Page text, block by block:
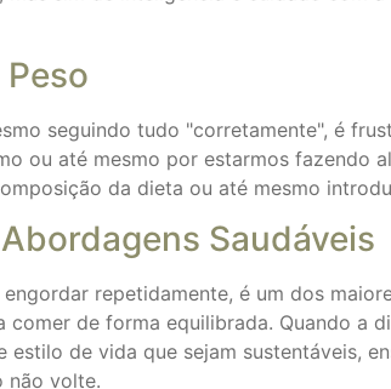
seguindo tudo "corretamente", é
ou até mesmo por estarmos fazendo
da dieta ou até mesmo
Saudáveis
repetidamente, é um dos
de forma equilibrada. Quando
de vida que sejam sustentáveis,
não volte.